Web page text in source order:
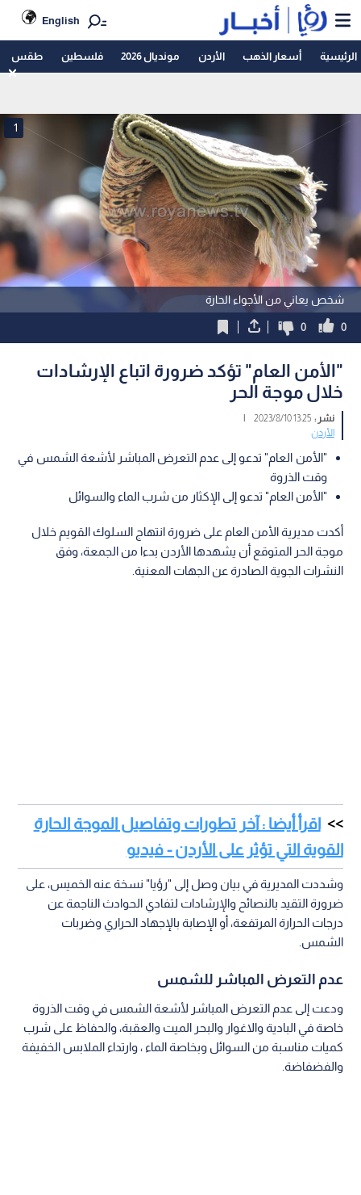
English
الرئيسية أسعار الذهب الأردن مونديال 2026 فلسطين طقس
شخص يعاني من الأجواء الحارة
1
0
0
"الأمن العام" تؤكد ضرورة اتباع الإرشادات
خلال موجة الحر
نشر :13:25 2023/8/10
|
الأردن
"الأمن العام" تدعو إلى عدم التعرض المباشر لأشعة الشمس في
وقت الذروة
"الأمن العام" تدعو إلى الإكثار من شرب الماء والسوائل
أكدت مديرية الأمن العام على ضرورة انتهاج السلوك القويم خلال
موجة الحر المتوقع أن يشهدها الأردن بدءا من الجمعة، وفق
النشرات الجوية الصادرة عن الجهات المعنية.
اقرأ أيضا : آخر تطورات وتفاصيل الموجة الحارة
القوية التي تؤثر على الأردن - فيديو
وشددت المديرية في بيان وصل إلى "رؤيا" نسخة عنه الخميس، على
ضرورة التقيد بالنصائح والإرشادات لتفادي الحوادث الناجمة عن
درجات الحرارة المرتفعة، أو الإصابة بالإجهاد الحراري وضربات
الشمس.
عدم التعرض المباشر للشمس
ودعت إلى عدم التعرض المباشر لأشعة الشمس في وقت الذروة
خاصة في البادية والاغوار والبحر الميت والعقبة، والحفاظ على شرب
كميات مناسبة من السوائل وبخاصة الماء ، وارتداء الملابس الخفيفة
والفضفاضة.